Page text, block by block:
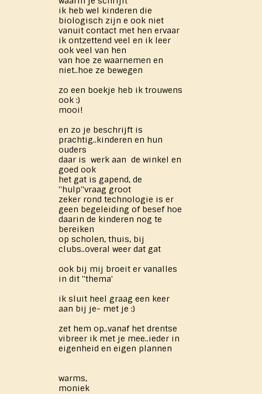
ik heb wel kinderen die
biologisch zijn e ook niet
vanuit contact met hen ervaar
ik ontzettend veel en ik leer
ook veel van hen
van hoe ze waarnemen en
niet..hoe ze bewegen
zo een boekje heb ik trouwens
ook :)
mooi!
en zo je beschrijft is
prachtig..kinderen en hun
ouders
daar is werk aan de winkel en
goed ook
het gat is gapend, de
''hulp''vraag groot
zeker rond technologie is er
geen begeleiding of besef hoe
daarin de kinderen nog te
bereiken
op scholen, thuis, bij
clubs..overal weer dat gat
ook bij mij broeit er vanalles
in dit ''thema'
ik sluit heel graag een keer
aan bij je- met je :)
zet hem op..vanaf het drentse
vibreer ik met je mee..ieder in
eigenheid en eigen plannen
warms,
moniek